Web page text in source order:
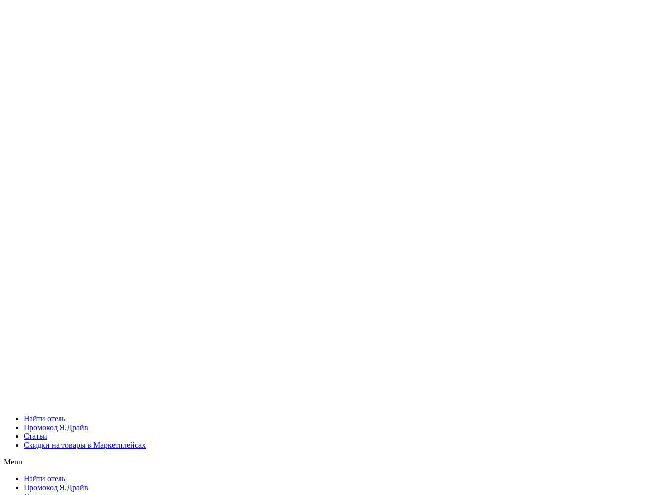
Найти отель
Промокод Я.Драйв
Статьи
Скидки на товары в Маркетплейсах
Menu
Найти отель
Промокод Я.Драйв